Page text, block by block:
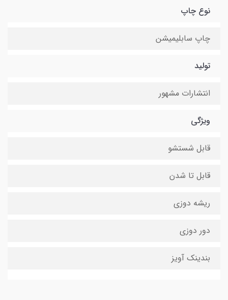
نوع چاپ
چاپ سابلیمیشن
تولید
انتشارات مشهور
ویژگی
قابل شستشو
قابل تا شدن
ریشه دوزی
دور دوزی
بندینک آویز